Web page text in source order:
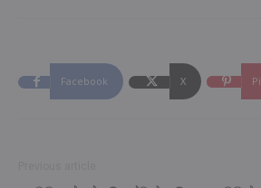
Facebook X